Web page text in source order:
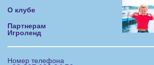
О клубе
Партнерам
Игроленд
Номер телефона